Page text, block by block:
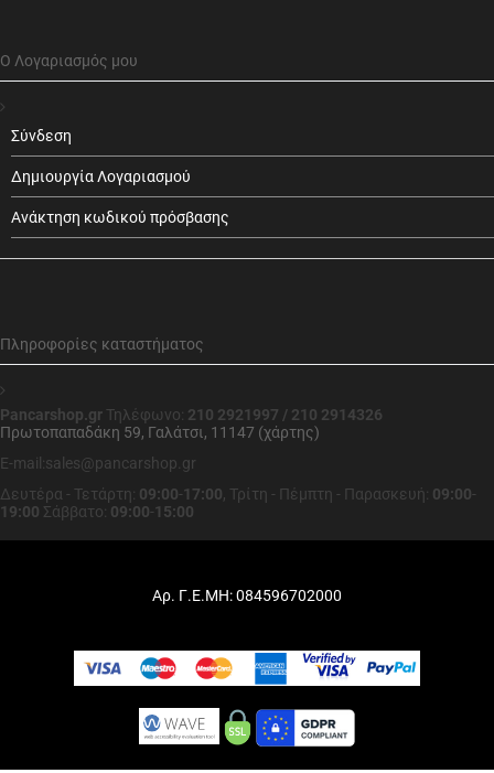
Ο Λογαριασμός μου
Σύνδεση
Δημιουργία Λογαριασμού
Ανάκτηση κωδικού πρόσβασης
Πληροφορίες καταστήματος
Pancarshop.gr Τηλέφωνο: 210 2921997 / 210 2914326
Πρωτοπαπαδάκη 59, Γαλάτσι, 11147 (χάρτης)
E-mail:sales@pancarshop.gr
Δευτέρα - Τετάρτη: 09:00-17:00, Τρίτη - Πέμπτη - Παρασκευή: 09:00-
19:00 Σάββατο: 09:00-15:00
Αρ. Γ.Ε.ΜΗ: 084596702000